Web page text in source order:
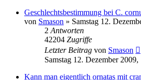
Geschlechtsbestimmung bei C.
von Smason » Samstag 12.
2 Antworten
42204 Zugriffe
Letzter Beitrag von Smason
Samstag 12. Dezember 2009,
Kann man eigentlich ornatas mit